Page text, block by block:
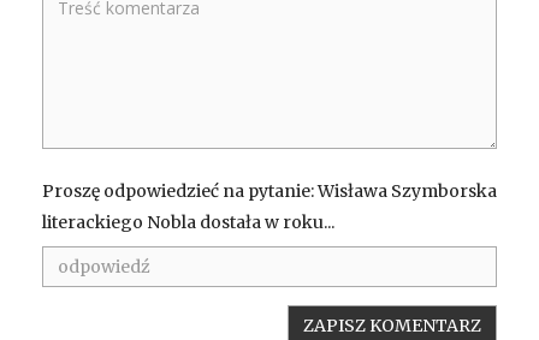
Proszę odpowiedzieć na pytanie: Wisława Szymborska
literackiego Nobla dostała w roku...